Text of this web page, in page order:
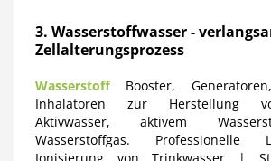
3. Wasserstoffwasser -
Zellalterungsprozess
WasserstoffBooster,
Inhalatoren zur Herstellung
Aktivwasser, aktivem
Wasserstoffgas. Professionelle